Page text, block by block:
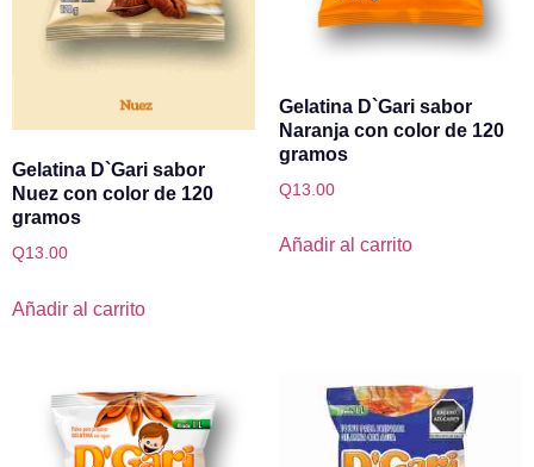
Gelatina D`Gari sabor
Nuez con color de 120
gramos
Q13.00
Añadir al carrito
Gelatina D`Gari sabor
Naranja con color de 120
gramos
Q13.00
Añadir al carrito